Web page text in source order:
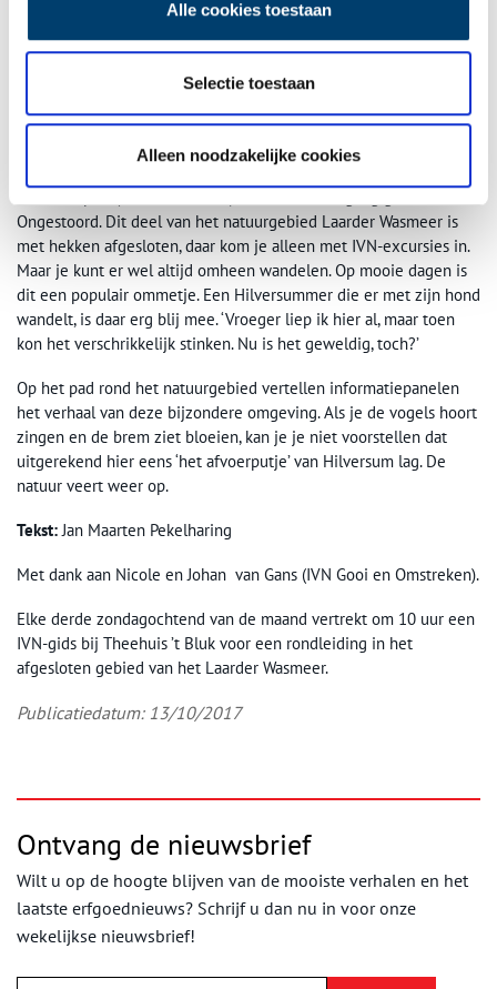
Alle cookies toestaan
Selectie toestaan
Alleen noodzakelijke cookies
Een vennetje waar vroeger schapen dronken, nu scharrelen er runderen rond.
Populair ommetje
Nu mag rond de vennetjes ín De Leeuwenkuil en de voormalige
Ongestoord. Dit deel van het natuurgebied Laarder Wasmeer is
met hekken afgesloten, daar kom je alleen met IVN-excursies in.
Maar je kunt er wel altijd omheen wandelen. Op mooie dagen is
dit een populair ommetje. Een Hilversummer die er met zijn hond
wandelt, is daar erg blij mee. ‘Vroeger liep ik hier al, maar toen
kon het verschrikkelijk stinken. Nu is het geweldig, toch?’
Op het pad rond het natuurgebied vertellen informatiepanelen
het verhaal van deze bijzondere omgeving. Als je de vogels hoort
zingen en de brem ziet bloeien, kan je je niet voorstellen dat
uitgerekend hier eens ‘het afvoerputje’ van Hilversum lag. De
natuur veert weer op.
Tekst: Jan Maarten Pekelharing
Met dank aan Nicole en Johan van Gans (IVN Gooi en Omstreken).
Elke derde zondagochtend van de maand vertrekt om 10 uur een
IVN-gids bij Theehuis ’t Bluk voor een rondleiding in het
afgesloten gebied van het Laarder Wasmeer.
Publicatiedatum: 13/10/2017
Ontvang de nieuwsbrief
Wilt u op de hoogte blijven van de mooiste verhalen en het
laatste erfgoednieuws? Schrijf u dan nu in voor onze
wekelijkse nieuwsbrief!